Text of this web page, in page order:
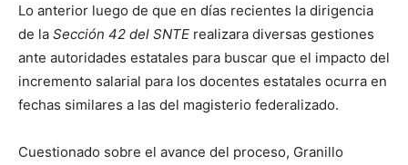
Lo anterior luego de que en días recientes la dirigencia
de la Sección 42 del SNTE realizara diversas gestiones
ante autoridades estatales para buscar que el impacto del
incremento salarial para los docentes estatales ocurra en
fechas similares a las del magisterio federalizado.
Cuestionado sobre el avance del proceso, Granillo